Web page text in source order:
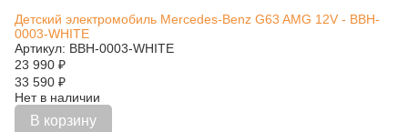
Детский электромобиль Mercedes-Benz G63 AMG 12V - BBH-
0003-WHITE
Артикул: BBH-0003-WHITE
23 990 ₽
33 590 ₽
Нет в наличии
В корзину